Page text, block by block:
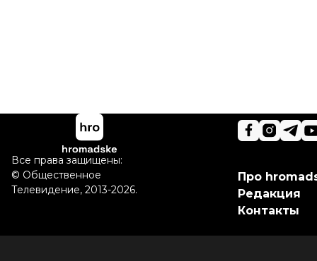
Про
Редакция
Контакты
Все права защищены:
© Общественное
Телевидение, 2013-2026.